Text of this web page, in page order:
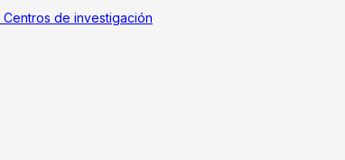
Centros de investigación